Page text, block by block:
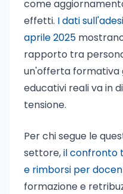
come
effetti. I dati
aprile 2025
rapporto tra
un'offerta formativa
educativi reali va in
tensione.
Per chi segue le
settore,il confronto
e rimborsi per
formazione e